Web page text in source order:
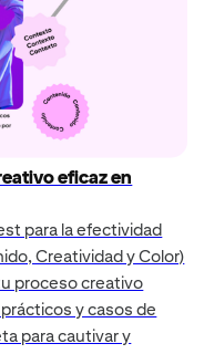
eficaz en
para la efectividad
Creatividad y Color)
proceso creativo
y casos de
para cautivar y